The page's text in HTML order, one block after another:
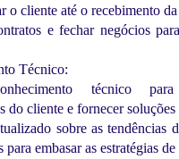
o cliente até o recebimento
e fechar negócios
Técnico:
técnico
do cliente e fornecer soluções
sobre as tendências
para embasar as estratégias